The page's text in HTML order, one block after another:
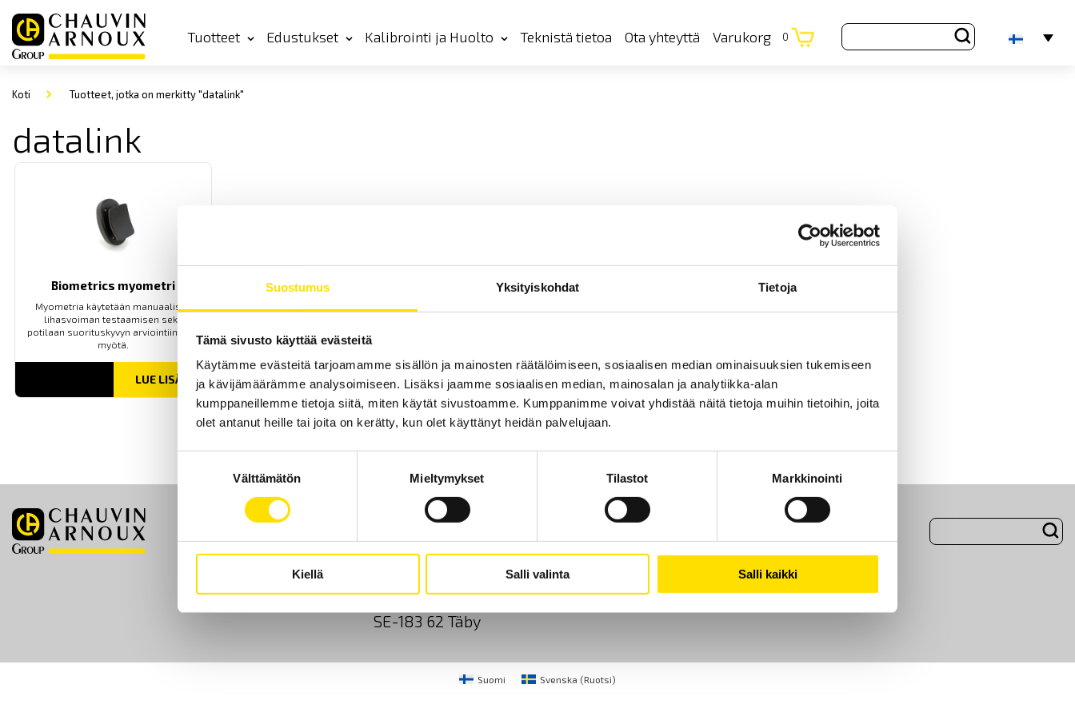
Suostumus Yksityiskohdat Tietoja
Tämä sivusto käyttää evästeitä
Käytämme evästeitä tarjoamamme sisällön ja mainosten räätälöimiseen, sosiaalisen median ominaisuuksien tukemiseen
ja kävijämäärämme analysoimiseen. Lisäksi jaamme sosiaalisen median, mainosalan ja analytiikka-alan
kumppaneillemme tietoja siitä, miten käytät sivustoamme. Kumppanimme voivat yhdistää näitä tietoja muihin tietoihin, joita
olet antanut heille tai joita on kerätty, kun olet käyttänyt heidän palvelujaan.
Välttämätön Mieltymykset Tilastot Markkinointi
Kiellä Salli valinta Salli kaikki
Tuotteet Edustukset Kalibrointi ja Huolto Teknistä tietoa Ota yhteyttä Varukorg 0
Koti Tuotteet, jotka on merkitty "datalink"
datalink
Biometrics myometri
Myometria käytetään manuaalisen
lihasvoiman testaamisen sekä
potilaan suorituskyvyn arviointiin ajan
myötä.
LUE LISÄÄ
Sjöflygvägen 35
SE-183 62 Täby
+46 8 50 52 68 00
Suomi Svenska (Ruotsi)